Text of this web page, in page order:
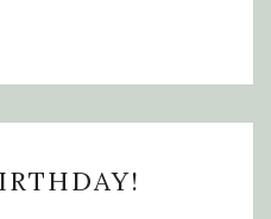
BIRTHDAY!